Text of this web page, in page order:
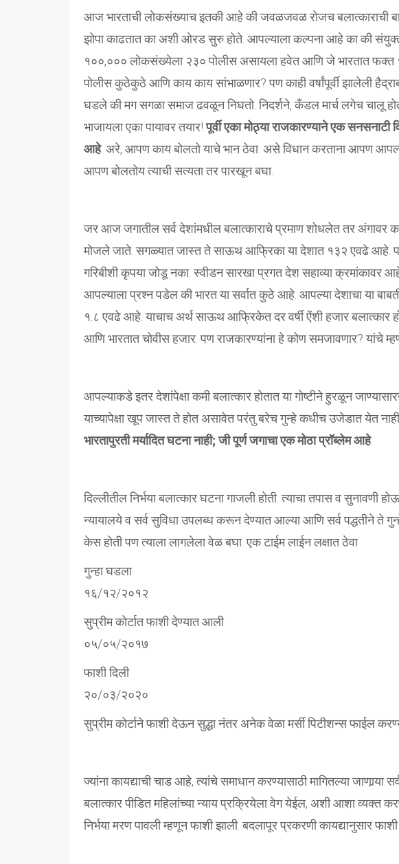
आज भारताची लोकसंख्याच इतकी आहे की जवळजवळ रोजच बलात्काराची
झोपा काढतात का अशी ओरड सुरु होते. आपल्याला कल्पना आहे का की
१००,००० लोकसंख्येला २३० पोलीस असायला हवेत आणि जे भारतात फक्त
पोलीस कुठेकुठे आणि काय काय सांभाळणार? पण काही वर्षांपूर्वी झालेली
घडले की मग सगळा समाज ढवळून निघतो. निदर्शने, कँडल मार्च लगेच चालू
भाजायला एका पायावर तयार! पूर्वी एका मोठ्या राजकारण्याने एक सनसनाटी
आहे. अरे, आपण काय बोलतो याचे भान ठेवा. असे विधान करताना आपण
आपण बोलतोय त्याची सत्यता तर पारखून बघा.
जर आज जगातील सर्व देशांमधील बलात्काराचे प्रमाण शोधलेत तर अंगावर
मोजले जाते. सगळ्यात जास्त ते साऊथ आफ्रिका या देशात १३२ एवढे आहे.
गरिबीशी कृपया जोडू नका. स्वीडन सारखा प्रगत देश सहाव्या
आपल्याला प्रश्न पडेल की भारत या सर्वात कुठे आहे. आपल्या देशाचा या
१.८ एवढे आहे. याचाच अर्थ साऊथ आफ्रिकेत दर वर्षी ऐंशी हजार बलात्कार
आणि भारतात चोवीस हजार. पण राजकारण्यांना हे कोण समजावणार? यांचे
आपल्याकडे इतर देशांपेक्षा कमी बलात्कार होतात या गोष्टीने हुरळून
याच्यापेक्षा खूप जास्त ते होत असावेत परंतु बरेच गुन्हे कधीच उजेडात येत
भारतापुरती मर्यादित घटना नाही; जी पूर्ण जगाचा एक मोठा प्रॉब्लेम आहे.
दिल्लीतील निर्भया बलात्कार घटना गाजली होती. त्याचा तपास व सुनावणी
न्यायालये व सर्व सुविधा उपलब्ध करून देण्यात आल्या आणि सर्व पद्धतीने ते
केस होती पण त्याला लागलेला वेळ बघा. एक टाईम लाईन लक्षात ठेवा
गुन्हा घडला
१६/१२/२०१२
सुप्रीम कोर्टात फाशी देण्यात आली
०५/०५/२०१७
फाशी दिली
२०/०३/२०२०
सुप्रीम कोर्टाने फाशी देऊन सुद्धा नंतर अनेक वेळा मर्सी पिटीशन्स फाईल
ज्यांना कायद्याची चाड आहे, त्यांचे समाधान करण्यासाठी मागितल्या जाणार्‍या
बलात्कार पीडित महिलांच्या न्याय प्रक्रियेला वेग येईल, अशी आशा व्यक्त
निर्भया मरण पावली म्हणून फाशी झाली. बदलापूर प्रकरणी कायद्यानुसार फाशी